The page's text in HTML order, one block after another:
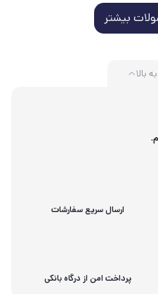
بیشتر
بالا
ارسال سریع سفارشات
پرداخت امن از درگاه بانکی